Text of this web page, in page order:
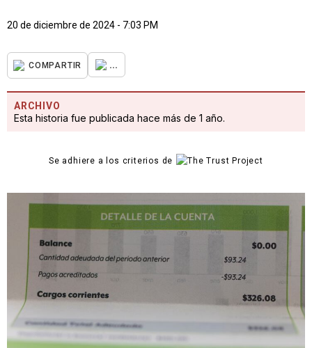
20 de diciembre de 2024 - 7:03 PM
COMPARTIR ...
ARCHIVO
Esta historia fue publicada hace más de 1 año.
Se adhiere a los criterios de